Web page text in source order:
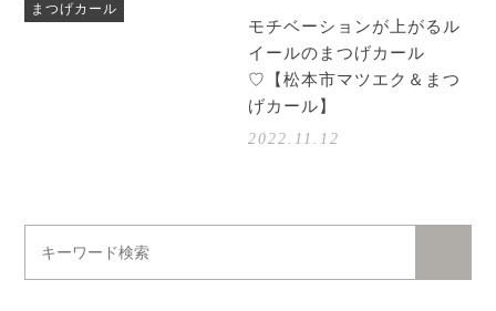
まつげカール
モチベーションが上がるル
イールのまつげカール
♡【松本市マツエク＆まつ
げカール】
2022.11.12